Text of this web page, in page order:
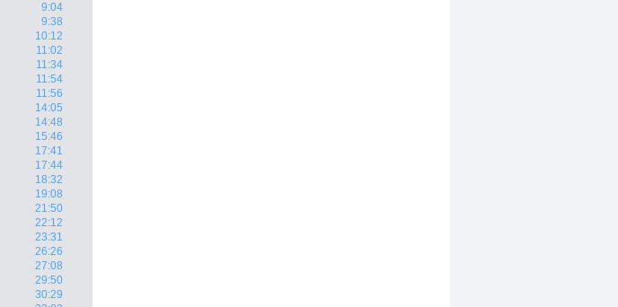
9:04
9:38
10:12
11:02
11:34
11:54
11:56
14:05
14:48
15:46
17:41
17:44
18:32
19:08
21:50
22:12
23:31
26:26
27:08
29:50
30:29